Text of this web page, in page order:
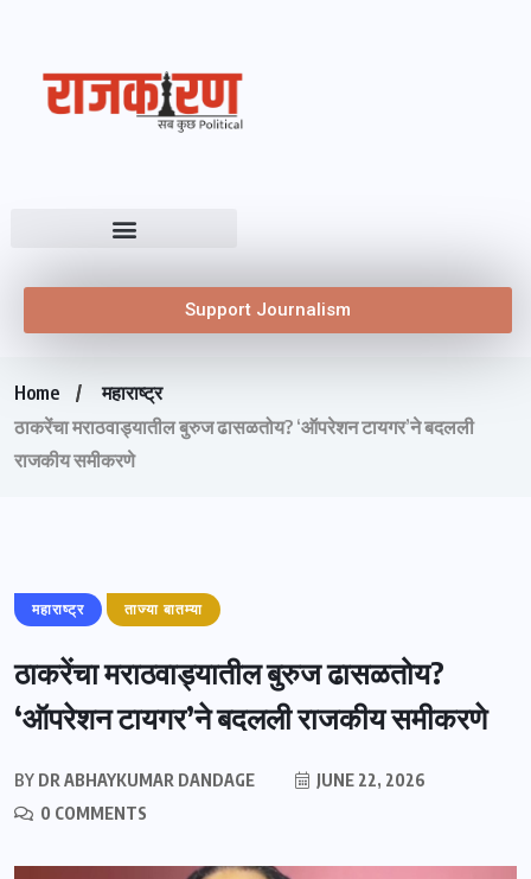
Support Journalism
Home
महाराष्ट्र
ठाकरेंचा मराठवाड्यातील बुरुज ढासळतोय? ‘ऑपरेशन टायगर’ने बदलली
राजकीय समीकरणे
महाराष्ट्र ताज्या बातम्या
ठाकरेंचा मराठवाड्यातील बुरुज ढासळतोय?
‘ऑपरेशन टायगर’ने बदलली राजकीय समीकरणे
BY DR ABHAYKUMAR DANDAGE
JUNE 22, 2026
0 COMMENTS